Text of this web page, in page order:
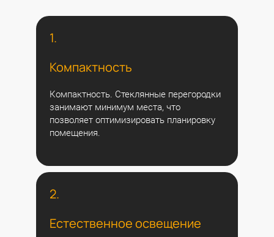
1.
Компактность
Компактность. Стеклянные перегородки
занимают минимум места, что
позволяет оптимизировать планировку
помещения.
2.
Естественное освещение